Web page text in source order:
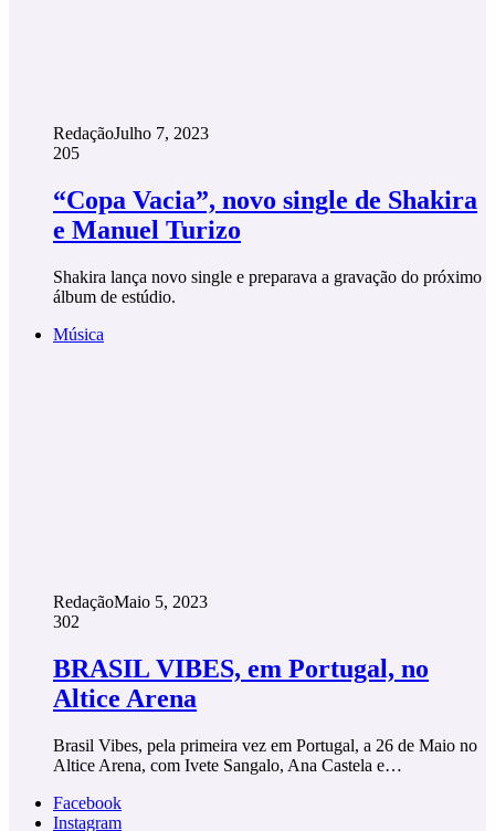
RedaçãoJulho 7, 2023
205
“Copa Vacia”, novo single de Shakira
e Manuel Turizo
Shakira lança novo single e preparava a gravação do próximo
álbum de estúdio.
Música
RedaçãoMaio 5, 2023
302
BRASIL VIBES, em Portugal, no
Altice Arena
Brasil Vibes, pela primeira vez em Portugal, a 26 de Maio no
Altice Arena, com Ivete Sangalo, Ana Castela e…
Facebook
Instagram